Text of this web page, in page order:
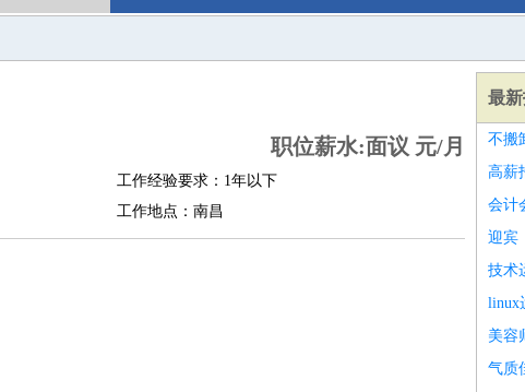
职位薪水:面议 元/月
工作经验要求：1年以下
工作地点：南昌
最
不搬
高薪
会计
迎宾
技术
linux
美容
气质